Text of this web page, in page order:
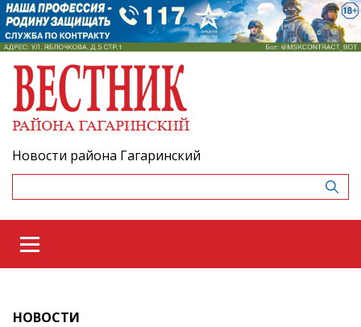
Новости района Гагаринский
НОВОСТИ